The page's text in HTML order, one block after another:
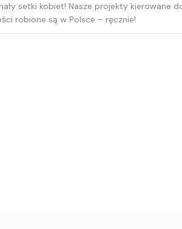
setki kobiet! Nasze projekty kierowane
robione są w Polsce – ręcznie!